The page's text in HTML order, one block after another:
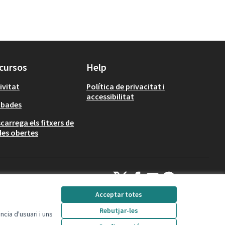
d'usuari i uns
Acceptar totes
Rebutjar-les
els fitxers de
obertes
Help
Política de privacitat i
accessibilitat
Decidim Calafell a X
(Enllaç extern)
Decidim Calafell a Facebook
(Enllaç extern)
Decidim Calafell a YouTube
(Enllaç extern)
Decidim Calafell a
(Enllaç extern)
Amb llicència Creative
(Enllaç extern)